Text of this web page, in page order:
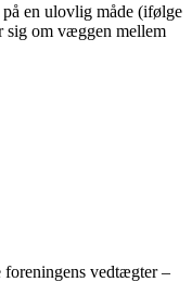
en ulovlig måde (ifølge
sig om væggen mellem
foreningens vedtægter –